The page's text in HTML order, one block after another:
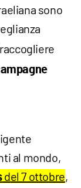
sono
al mondo,
del 7 ottobre,